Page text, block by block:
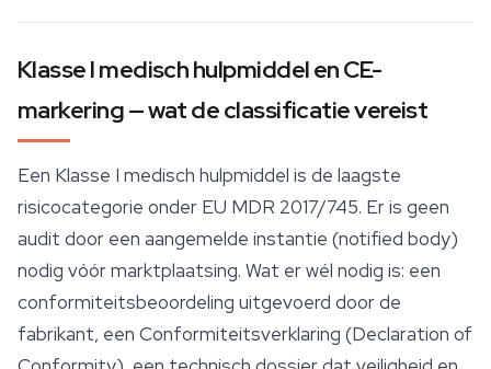
Klasse I medisch hulpmiddel en CE-
markering — wat de classificatie vereist
Een Klasse I medisch hulpmiddel is de laagste
risicocategorie onder EU MDR 2017/745. Er is geen
audit door een aangemelde instantie (notified body)
nodig vóór marktplaatsing. Wat er wél nodig is: een
conformiteitsbeoordeling uitgevoerd door de
fabrikant, een Conformiteitsverklaring (Declaration of